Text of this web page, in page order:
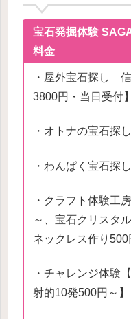
宝石発掘体験
料金
・屋外宝石探し
3800円・当日受付】
・オトナの宝石探
・わんぱく宝石探
・クラフト体験工
～、宝石クリスタ
ネックレス作り500
・チャレンジ体験
射的10発500円～】